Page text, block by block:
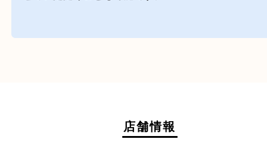
フォレスタ六甲内に店舗がございますので、査